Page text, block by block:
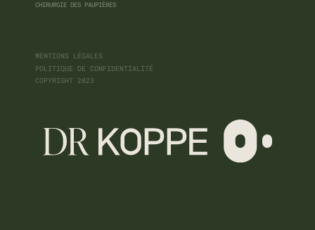
CHIRURGIE DES PAUPIÈRES
MENTIONS LÉGALES
POLITIQUE DE CONFIDENTIALITÉ
COPYRIGHT 2023